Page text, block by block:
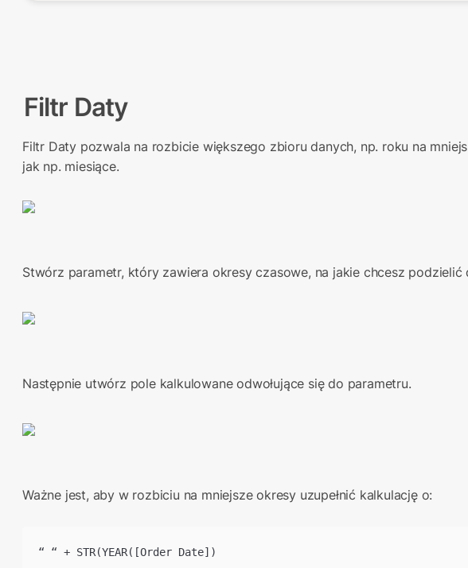
Filtr Daty
Filtr Daty pozwala na rozbicie większego zbioru danych, np. roku na
jak np. miesiące.
Stwórz parametr, który zawiera okresy czasowe, na jakie chcesz podzielić
Następnie utwórz pole kalkulowane odwołujące się do parametru.
Ważne jest, aby w rozbiciu na mniejsze okresy uzupełnić kalkulację o:
“ “ + STR(YEAR([Order Date])